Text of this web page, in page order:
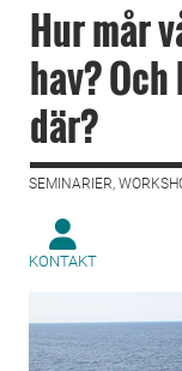
Hur mår
hav?
där?
SEMINARIER,
KONTAKT